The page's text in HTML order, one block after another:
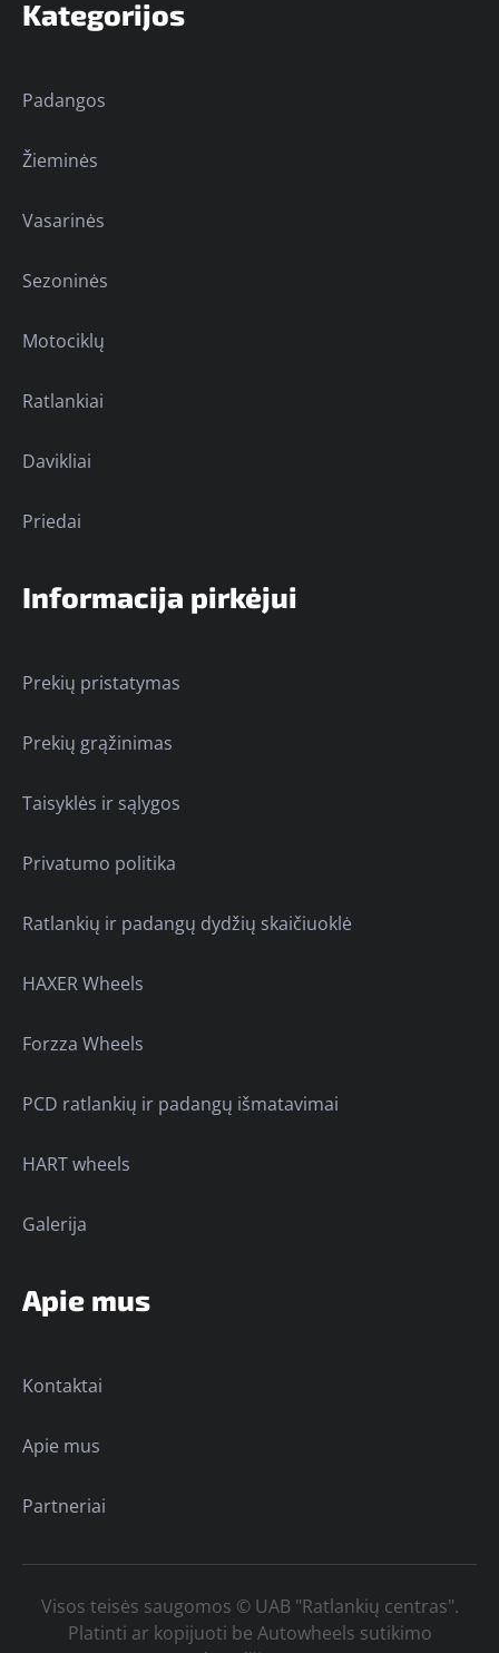
Kategorijos
Padangos
Žieminės
Vasarinės
Sezoninės
Motociklų
Ratlankiai
Davikliai
Priedai
Informacija pirkėjui
Prekių pristatymas
Prekių grąžinimas
Taisyklės ir sąlygos
Privatumo politika
Ratlankių ir padangų dydžių skaičiuoklė
HAXER Wheels
Forzza Wheels
PCD ratlankių ir padangų išmatavimai
HART wheels
Galerija
Apie mus
Kontaktai
Apie mus
Partneriai
Visos teisės saugomos © UAB "Ratlankių centras".
Platinti ar kopijuoti be Autowheels sutikimo